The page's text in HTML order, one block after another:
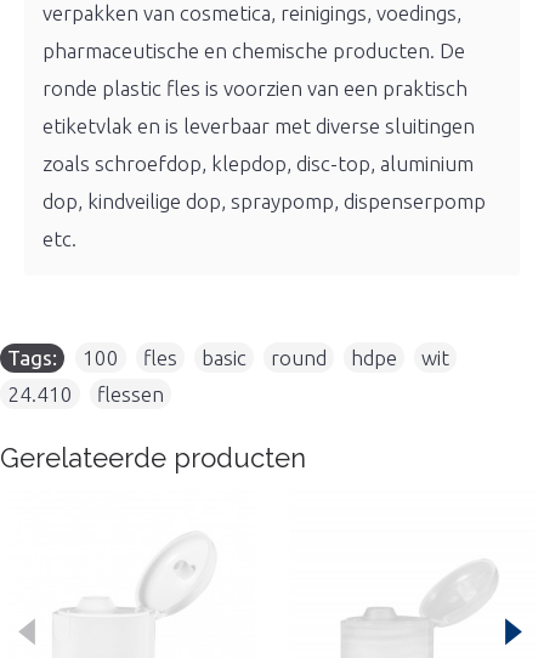
verpakken van cosmetica, reinigings, voedings,
pharmaceutische en chemische producten. De
ronde plastic fles is voorzien van een praktisch
etiketvlak en is leverbaar met diverse sluitingen
zoals schroefdop, klepdop, disc-top, aluminium
dop, kindveilige dop, spraypomp, dispenserpomp
etc.
Tags: 100 fles basic round hdpe wit
24.410
flessen
Gerelateerde producten